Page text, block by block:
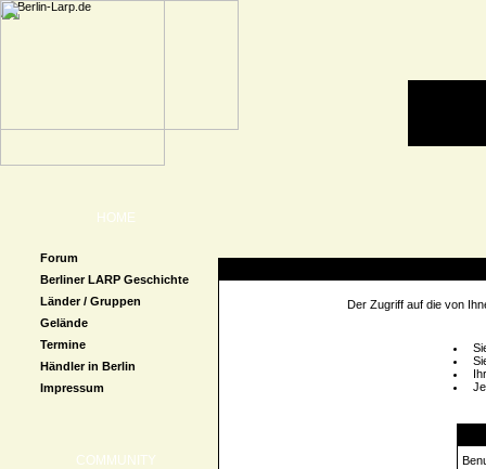
HOME
Forum
Berliner LARP Geschichte
Länder / Gruppen
Gelände
Termine
Händler in Berlin
Impressum
COMMUNITY
Der Zugriff auf die von